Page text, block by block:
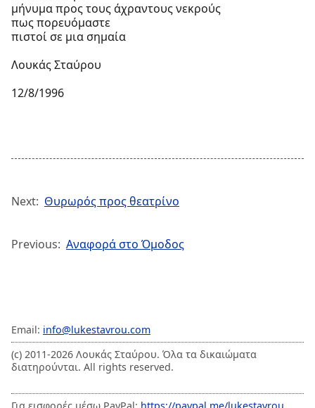
μήνυμα προς τους άχραντους νεκρούς
πως πορευόμαστε
πιστοί σε μια σημαία
Λουκάς Σταύρου
12/8/1996
Next: Θυρωρός προς θεατρίνο
Previous: Αναφορά στο Όμοδος
Email: info@lukestavrou.com
(c) 2011-2026 Λουκάς Σταύρου. Όλα τα δικαιώματα
διατηρούνται. All rights reserved.